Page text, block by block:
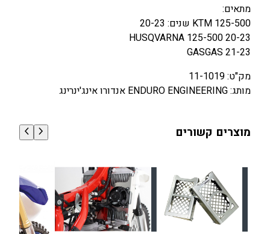
.
0
0
₪
.
0
₪
מתאים:
KTM 125-500 שנים: 20-23
HUSQVARNA 125-500 20-23
GASGAS 21-23
מק"ט: 11-1019
מותג: ENDURO ENGINEERING אנדורו אינג'ינרינג
מוצרים קשורים